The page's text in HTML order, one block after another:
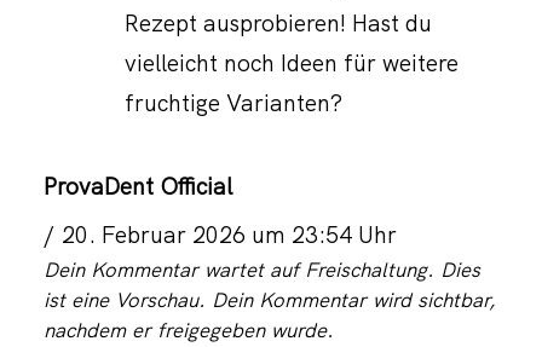
Rezept ausprobieren! Hast du
vielleicht noch Ideen für weitere
fruchtige Varianten?
ProvaDent Official
20. Februar 2026 um 23:54 Uhr
Dein Kommentar wartet auf Freischaltung. Dies
ist eine Vorschau. Dein Kommentar wird sichtbar,
nachdem er freigegeben wurde.